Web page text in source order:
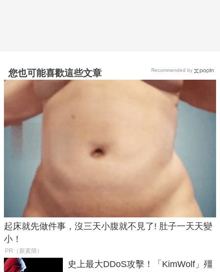
您也可能喜歡這些文章
起床就先做件事，沒三天小腹就不見了! 肚子一天天變
小！
PR（新素簡）
史上最大DDoS攻擊！「KimWolf」殭
Recommended by